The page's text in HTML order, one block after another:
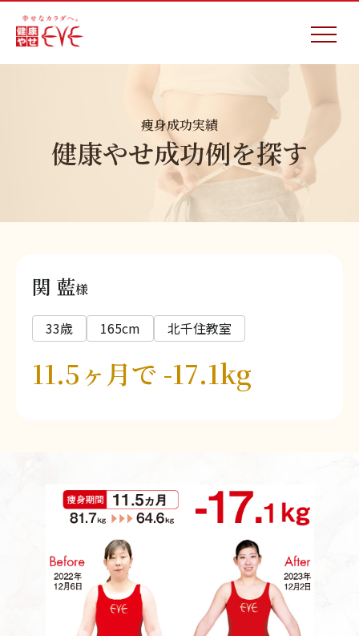
痩身成功実績
健康やせ成功例を探す
関 藍様
33歳 165cm 北千住教室
11.5ヶ月で -17.1kg